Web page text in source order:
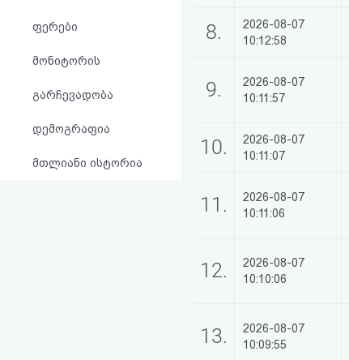
ფერები
მონიტორის
გარჩევადობა
დემოგრაფია
მთლიანი ისტორია
8.
2026-08-07
10:12:58
9.
2026-08-07
10:11:57
10.
2026-08-07
10:11:07
11.
2026-08-07
10:11:06
12.
2026-08-07
10:10:06
13.
2026-08-07
10:09:55